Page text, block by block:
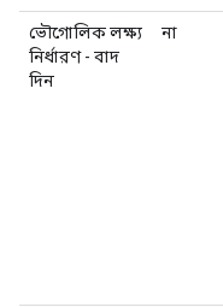
ভৌগোলিক লক্ষ্য
নির্ধারণ - বাদ
দিন
না